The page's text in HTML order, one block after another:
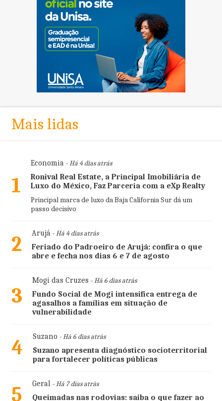
Mais lidas
1
Economia- Há 4 dias atrás
Ronival Real Estate, a Principal Imobiliária de
Luxo do México, Faz Parceria com a eXp Realty
Principal marca de luxo da Baja California Sur dá um
passo decisivo
2 Arujá- Há 4 dias atrás
Feriado do Padroeiro de Arujá: confira o que
abre e fecha nos dias 6 e 7 de agosto
3
Mogi das Cruzes - Há 6 dias atrás
Fundo Social de Mogi intensifica entrega de
agasalhos a famílias em situação de
vulnerabilidade
4 Suzano - Há 6 dias atrás
Suzano apresenta diagnóstico socioterritorial
para fortalecer políticas públicas
5 Geral- Há 7 dias atrás
Queimadas nas rodovias: saiba o que fazer ao